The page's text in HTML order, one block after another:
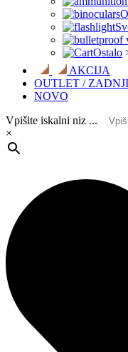
Ostalo
AKCIJA
OUTLET /
NOVO
Vpišite iskalni niz ...
×